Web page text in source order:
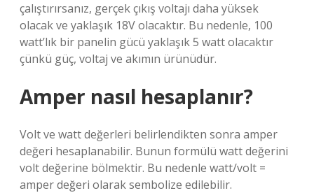
çalıştırırsanız, gerçek çıkış voltajı daha yüksek
olacak ve yaklaşık 18V olacaktır. Bu nedenle, 100
watt’lık bir panelin gücü yaklaşık 5 watt olacaktır
çünkü güç, voltaj ve akımın ürünüdür.
Amper nasıl hesaplanır?
Volt ve watt değerleri belirlendikten sonra amper
değeri hesaplanabilir. Bunun formülü watt değerini
volt değerine bölmektir. Bu nedenle watt/volt =
amper değeri olarak sembolize edilebilir.